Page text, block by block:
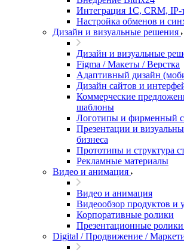
Интеграция 1С, CRM, IP-
Настройка обменов и
Дизайн и визуальные решения
Дизайн и визуальные
Figma / Макеты / Верстка
Адаптивный дизайн
Дизайн сайтов и
Коммерческие
шаблоны
Логотипы и фирменный
Презентации и
бизнеса
Прототипы и структура
Рекламные материалы
Видео и анимация
Видео и анимация
Видеообзор продуктов и
Корпоративные ролики
Презентационные ролики
Digital / Продвижение /